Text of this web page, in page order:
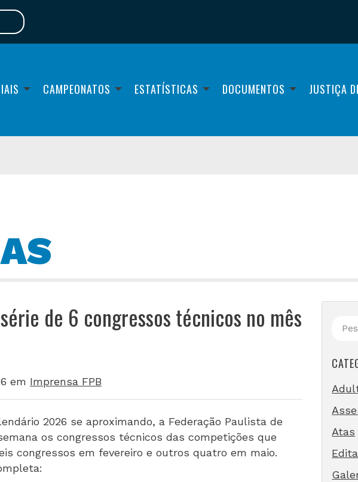
CAMPEONATOS ESTATÍSTICAS DOCUMENTOS JUSTIÇA
de 6 congressos técnicos no mês
em Imprensa FPB
2026 se aproximando, a Federação Paulista de
os congressos técnicos das competições que
congressos em fevereiro e outros quatro em maio.
Atas